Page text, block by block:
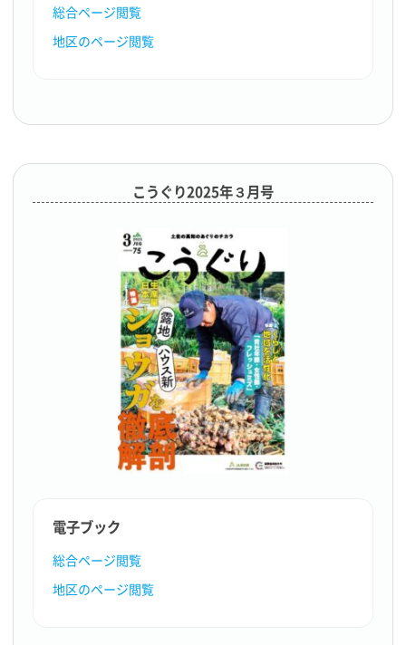
総合ページ閲覧
地区のページ閲覧
こうぐり2025年３月号
電子ブック
総合ページ閲覧
地区のページ閲覧